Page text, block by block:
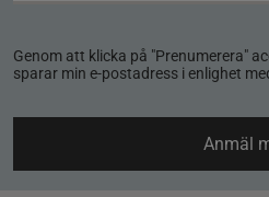
Genom att klicka på "Prenumerera"
sparar min e-postadress i enlighet
Anmäl